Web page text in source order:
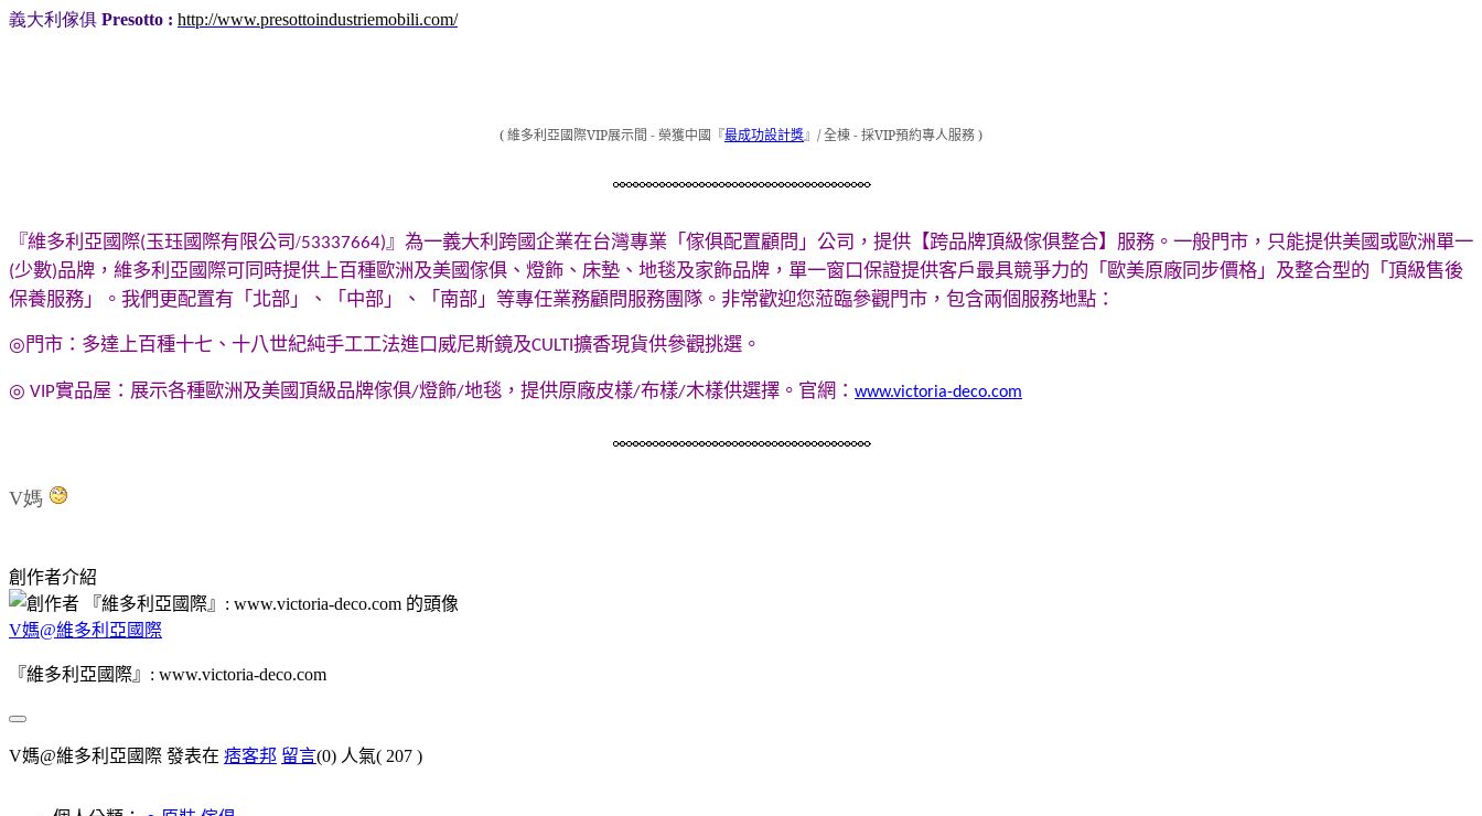
義大利傢俱 Presotto : http://www.presottoindustriemobili.com/
(維多利亞國際VIP展示間 - 榮獲中國『最成功設計獎』 /全棟-採VIP預約專人服務)
『維多利亞國際(玉珏國際有限公司/53337664) 』為一義大利跨國企業在台灣專業「傢俱配置顧問」公司 ， 提供【跨品牌頂級傢俱整合】服務。一般門市，只能提供美國或歐洲單一
(少數)品牌，維多利亞國際可同時提供上百種歐洲及美國傢俱、燈飾、床墊、地毯及家飾品牌，單一窗口保證提供客戶最具競爭力的「歐美原廠同步價格」及整合型的「頂級售後
保養服務」。我們更配置有「北部」、「中部」、「南部」等專任業務顧問服務團隊。非常歡迎您蒞臨參觀門市，包含兩個服務地點：
◎門市：多達上百種十七、十八世紀純手工工法進口 威尼斯鏡及CULTI 擴香現貨供參觀挑選。
◎ VIP實品屋：展示各種歐洲及美國頂級品牌傢俱/燈飾/地毯，提供原廠皮樣/布樣/木樣供選擇。 官網： www.victoria-deco.com
V媽
創作者介紹
V媽@維多利亞國際
『維多利亞國際』: www.victoria-deco.com
V媽@維多利亞國際 發表在 痞客邦 留言(0) 人氣( 207 )